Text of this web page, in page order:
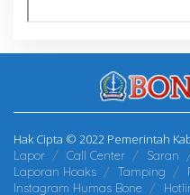
Hak Cipta © 2022 Pemerintah
Lapor
Call Center Saran
Laporan Hoaks
Tamping
Instagram Humas Bone